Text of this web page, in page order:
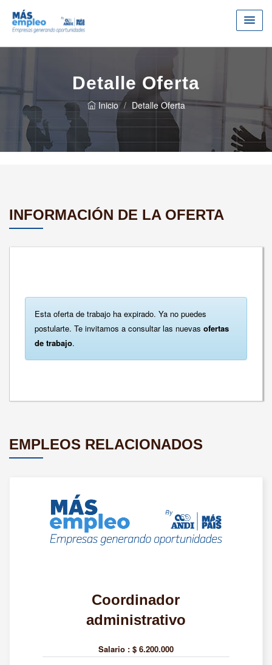
Detalle Oferta
Inicio Detalle Oferta
INFORMACIÓN DE LA OFERTA
Esta oferta de trabajo ha expirado. Ya no puedes
postularte. Te invitamos a consultar las nuevas ofertas
de trabajo.
EMPLEOS RELACIONADOS
Coordinador
administrativo
Salario : $ 6.200.000